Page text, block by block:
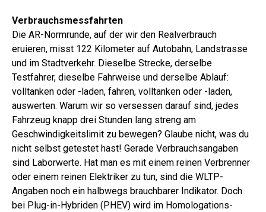
Verbrauchsmessfahrten
Die AR-Normrunde, auf der wir den Realverbrauch
eruieren, misst 122 Kilometer auf Autobahn, Landstrasse
und im Stadtverkehr. Dieselbe Strecke, derselbe
Testfahrer, dieselbe Fahrweise und derselbe Ablauf:
volltanken oder -laden, fahren, volltanken oder -laden,
auswerten. Warum wir so versessen darauf sind, jedes
Fahrzeug knapp drei Stunden lang streng am
Geschwindigkeitslimit zu bewegen? Glaube nicht, was du
nicht selbst getestet hast! Gerade Verbrauchsangaben
sind Laborwerte. Hat man es mit einem reinen Verbrenner
oder einem reinen Elektriker zu tun, sind die WLTP-
Angaben noch ein halbwegs brauchbarer Indikator. Doch
bei Plug-in-Hybriden (PHEV) wird im Homologations-